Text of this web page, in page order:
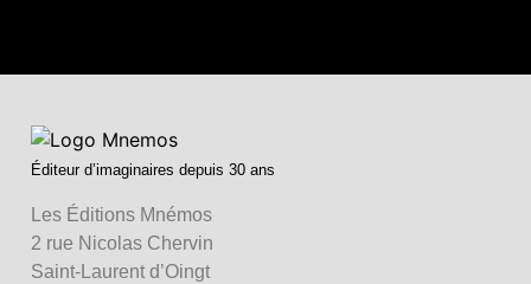
Éditeur d’imaginaires depuis 30 ans
Les Éditions Mnémos
2 rue Nicolas Chervin
Saint-Laurent d’Oingt